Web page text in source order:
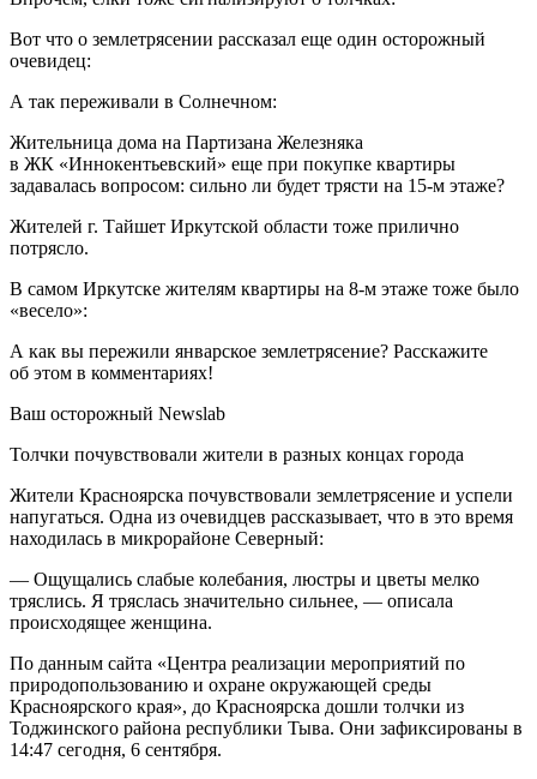
Вот что о землетрясении рассказал еще один осторожный
очевидец:
А так переживали в Солнечном:
Жительница дома на Партизана Железняка
в ЖК «Иннокентьевский» еще при покупке квартиры
задавалась вопросом: сильно ли будет трясти на 15-м этаже?
Жителей г. Тайшет Иркутской области тоже прилично
потрясло.
В самом Иркутске жителям квартиры на 8-м этаже тоже было
«весело»:
А как вы пережили январское землетрясение? Расскажите
об этом в комментариях!
Ваш осторожный Newslab
Толчки почувствовали жители в разных концах города
Жители Красноярска почувствовали землетрясение и успели
напугаться. Одна из очевидцев рассказывает, что в это время
находилась в микрорайоне Северный:
— Ощущались слабые колебания, люстры и цветы мелко
тряслись. Я тряслась значительно сильнее, — описала
происходящее женщина.
По данным сайта «Центра реализации мероприятий по
природопользованию и охране окружающей среды
Красноярского края», до Красноярска дошли толчки из
Тоджинского района республики Тыва. Они зафиксированы в
14:47 сегодня, 6 сентября.